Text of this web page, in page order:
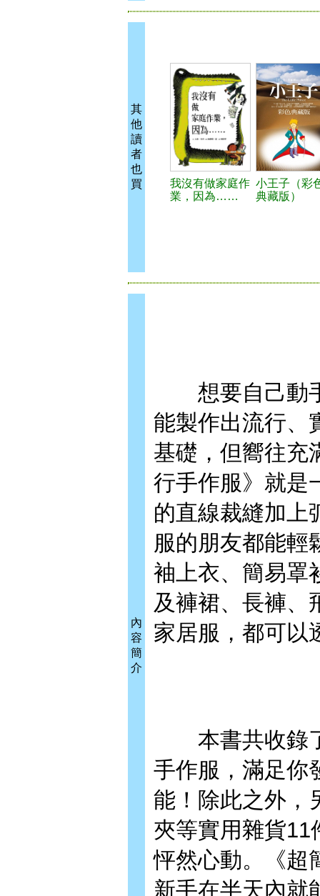
其
他
讀
者
也
買
我沒有做家庭作
業，因為……
小王子（彩
典藏版）
內
容
簡
介
想要自己動手
能製作出流行、
基礎，但嚮往充
行手作服》就是
的直線裁縫加上
服的朋友都能輕
袖上衣、簡易罩
及褲裙、長褲、
家居服，都可以
本書共收錄了
手作服，滿足你
能！除此之外，
夾等實用雜貨11
怦然心動。《超
新手在半天內就